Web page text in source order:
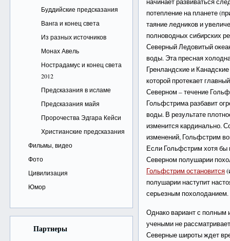
Буддийские предсказания
Ванга и конец света
Из разных источников
Монах Авель
Нострадамус и конец света
2012
Предсказания в исламе
Предсказания майя
Пророчества Эдгара Кейси
Христианские предсказания
Фильмы, видео
Фото
Цивилизация
Юмор
Партнеры
потепление на планете
таяние ледников и
полноводных сибирских
Северный Ледовитый
воды. Эта пресная
Гренландские и
которой протекает
Северном – течение
Гольфстрима разбавит
воды. В результате
изменится кардинально.
изменений, Гольфстрим
Если Гольфстрим хотя бы
Северном полушарии
Гольфстрим остановится
полушарии наступит
серьезным похолоданием.
Однако вариант с полным
учеными не
Северные широты ждет